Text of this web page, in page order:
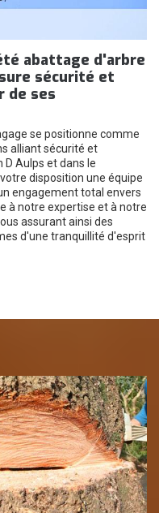
abattage d'arbre
sécurité et
de ses
se positionne comme
alliant sécurité et
Aulps et dans le
disposition une équipe
engagement total envers
à notre expertise et à notre
assurant ainsi des
d'une tranquillité d'esprit